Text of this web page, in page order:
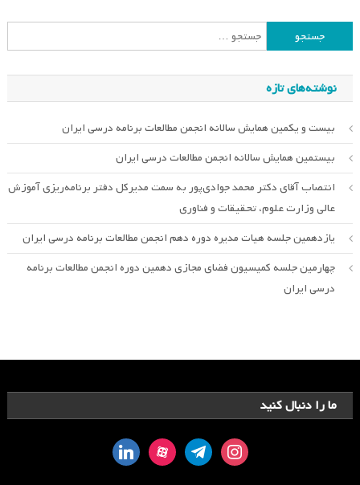
جستجو
برای:
نوشته‌های تازه
بیست و یکمین همایش سالانه انجمن مطالعات برنامه درسی ایران
بیستمین همایش سالانه انجمن مطالعات درسی ایران
انتصاب آقای دکتر محمد جوادی‌پور به سمت مدیرکل دفتر برنامه‌ریزی آموزش
عالی وزارت علوم، تحقیقات و فناوری
یازدهمین جلسه هیات مدیره دوره دهم انجمن مطالعات برنامه درسی ایران
چهارمین جلسه کمیسیون فضای مجازی دهمین دوره انجمن مطالعات برنامه
درسی ایران
ما را دنبال کنید
instagram
telegram
aparat
linkedin